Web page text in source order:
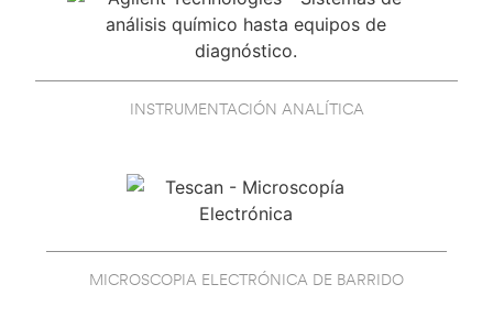
INSTRUMENTACIÓN ANALÍTICA
MICROSCOPIA ELECTRÓNICA DE BARRIDO